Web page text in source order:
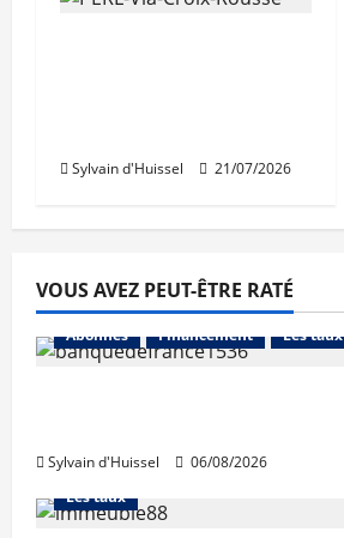
Sylvain d'Huissel 21/07/2026
VOUS AVEZ PEUT-ÊTRE RATÉ
Abonnés Financement Les taux
Sylvain d'Huissel 06/08/2026
Abonnés Financement
Les taux